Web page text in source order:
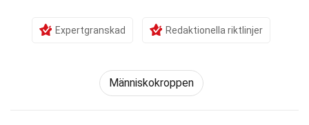
Expertgranskad Redaktionella riktlinjer
Människokroppen